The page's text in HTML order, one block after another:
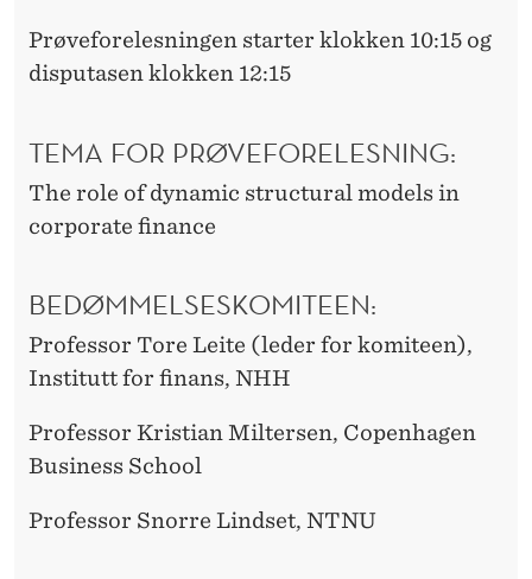
Prøveforelesningen starter klokken 10:15 og
disputasen klokken 12:15
TEMA FOR PRØVEFORELESNING:
The role of dynamic structural models in
corporate finance
BEDØMMELSESKOMITEEN:
Professor Tore Leite (leder for komiteen),
Institutt for finans, NHH
Professor Kristian Miltersen, Copenhagen
Business School
Professor Snorre Lindset, NTNU